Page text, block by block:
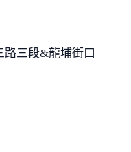
路三段&龍埔街口